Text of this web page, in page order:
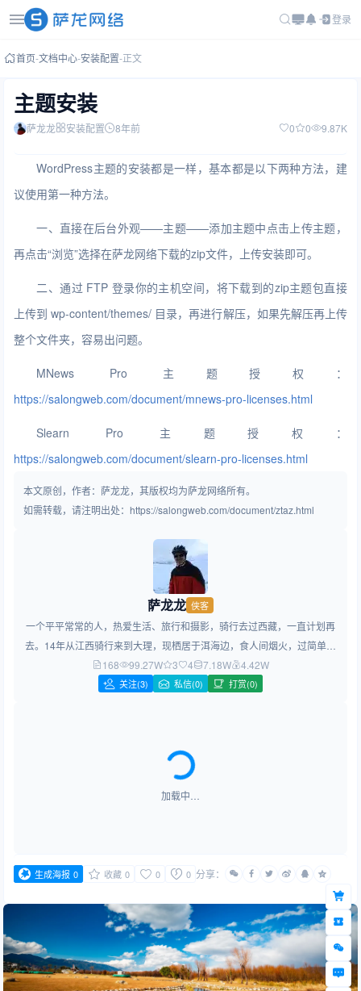
登录
首页-文档中心-安装配置-正文
主题安装
萨龙龙 安装配置 8年前 0 0 9.87K
WordPress主题的安装都是一样，基本都是以下两种方法，建
议使用第一种方法。
一、直接在后台外观——主题——添加主题中点击上传主题，
再点击“浏览”选择在萨龙网络下载的zip文件，上传安装即可。
二、通过 FTP 登录你的主机空间，将下载到的zip主题包直接
上传到 wp-content/themes/ 目录，再进行解压，如果先解压再上传
整个文件夹，容易出问题。
MNews Pro 主题授权：
https://salongweb.com/document/mnews-pro-licenses.html
Slearn Pro 主题授权：
https://salongweb.com/document/slearn-pro-licenses.html
本文原创，作者：萨龙龙，其版权均为萨龙网络所有。
如需转载，请注明出处：https://salongweb.com/document/ztaz.html
萨龙龙 侠客
一个平平常常的人，热爱生活、旅行和摄影，骑行去过西藏，一直计划再
去。14年从江西骑行来到大理，现栖居于洱海边，食人间烟火，过简单生
活，做简约设计！
168 99.27W 3 4 7.18W 4.42W
关注(3) 私信(0) 打赏(0)
加载中…
生成海报 0 收藏 0 0 0 分享：